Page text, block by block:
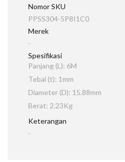
Nomor SKU
PPSS304-5P8I1C0
Merek
-
Spesifikasi
Panjang (L): 6M
Tebal (t): 1mm
Diameter (D): 15.88mm
Berat: 2.23Kg
Keterangan
-